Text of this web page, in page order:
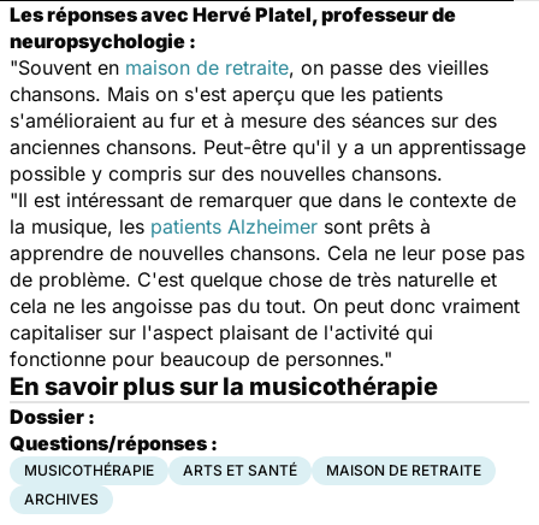
Les réponses avec Hervé Platel, professeur de
neuropsychologie :
"Souvent en maison de retraite, on passe des vieilles
chansons. Mais on s'est aperçu que les patients
s'amélioraient au fur et à mesure des séances sur des
anciennes chansons. Peut-être qu'il y a un apprentissage
possible y compris sur des nouvelles chansons.
"Il est intéressant de remarquer que dans le contexte de
la musique, les patients Alzheimer sont prêts à
apprendre de nouvelles chansons. Cela ne leur pose pas
de problème. C'est quelque chose de très naturelle et
cela ne les angoisse pas du tout. On peut donc vraiment
capitaliser sur l'aspect plaisant de l'activité qui
fonctionne pour beaucoup de personnes."
En savoir plus sur la musicothérapie
Dossier :
Questions/réponses :
MUSICOTHÉRAPIE ARTS ET SANTÉ
MAISON DE RETRAITE
ARCHIVES